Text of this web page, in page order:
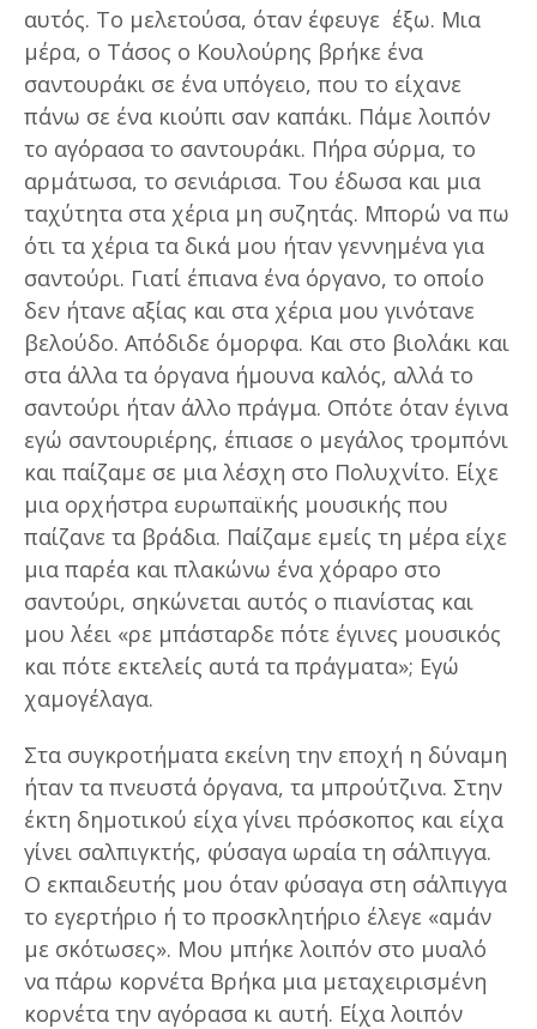
αυτός. Το μελετούσα, όταν έφευγε έξω. Μια
μέρα, ο Τάσος ο Κουλούρης βρήκε ένα
σαντουράκι σε ένα υπόγειο, που το είχανε
πάνω σε ένα κιούπι σαν καπάκι. Πάμε λοιπόν
το αγόρασα το σαντουράκι. Πήρα σύρμα, το
αρμάτωσα, το σενιάρισα. Του έδωσα και μια
ταχύτητα στα χέρια μη συζητάς. Μπορώ να πω
ότι τα χέρια τα δικά μου ήταν γεννημένα για
σαντούρι. Γιατί έπιανα ένα όργανο, το οποίο
δεν ήτανε αξίας και στα χέρια μου γινότανε
βελούδο. Απόδιδε όμορφα. Και στο βιολάκι και
στα άλλα τα όργανα ήμουνα καλός, αλλά το
σαντούρι ήταν άλλο πράγμα. Οπότε όταν έγινα
εγώ σαντουριέρης, έπιασε ο μεγάλος τρομπόνι
και παίζαμε σε μια λέσχη στο Πολυχνίτο. Είχε
μια ορχήστρα ευρωπαϊκής μουσικής που
παίζανε τα βράδια. Παίζαμε εμείς τη μέρα είχε
μια παρέα και πλακώνω ένα χόραρο στο
σαντούρι, σηκώνεται αυτός ο πιανίστας και
μου λέει «ρε μπάσταρδε πότε έγινες μουσικός
και πότε εκτελείς αυτά τα πράγματα»; Εγώ
χαμογέλαγα.
Στα συγκροτήματα εκείνη την εποχή η δύναμη
ήταν τα πνευστά όργανα, τα μπρούτζινα. Στην
έκτη δημοτικού είχα γίνει πρόσκοπος και είχα
γίνει σαλπιγκτής, φύσαγα ωραία τη σάλπιγγα.
Ο εκπαιδευτής μου όταν φύσαγα στη σάλπιγγα
το εγερτήριο ή το προσκλητήριο έλεγε «αμάν
με σκότωσες». Μου μπήκε λοιπόν στο μυαλό
να πάρω κορνέτα Βρήκα μια μεταχειρισμένη
κορνέτα την αγόρασα κι αυτή. Είχα λοιπόν